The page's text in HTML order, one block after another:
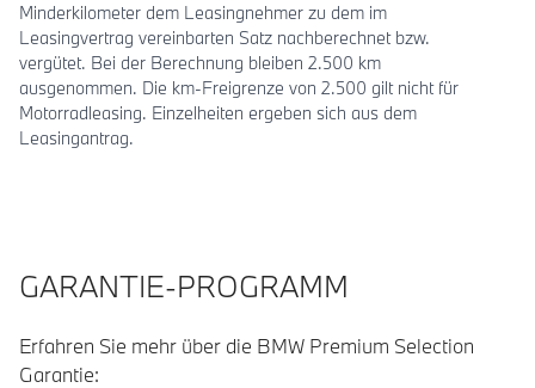
Minderkilometer dem Leasingnehmer zu dem im
Leasingvertrag vereinbarten Satz nachberechnet bzw.
vergütet. Bei der Berechnung bleiben 2.500 km
ausgenommen. Die km-Freigrenze von 2.500 gilt nicht für
Motorradleasing. Einzelheiten ergeben sich aus dem
Leasingantrag.
GARANTIE-PROGRAMM
Erfahren Sie mehr über die BMW Premium Selection
Garantie: